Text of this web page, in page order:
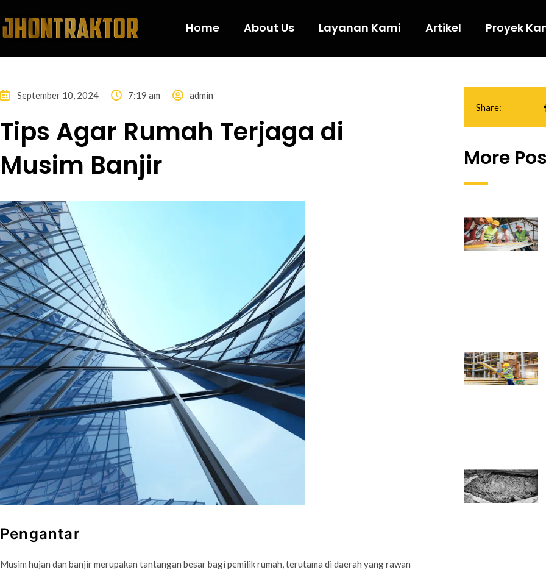
Home About Us Layanan Kami Artikel Proyek
September 10, 2024 7:19 am admin
Tips Agar Rumah Terjaga di
Musim Banjir
Pengantar
Musim hujan dan banjir merupakan tantangan besar bagi pemilik rumah, terutama di daerah yang rawan
Share:
More